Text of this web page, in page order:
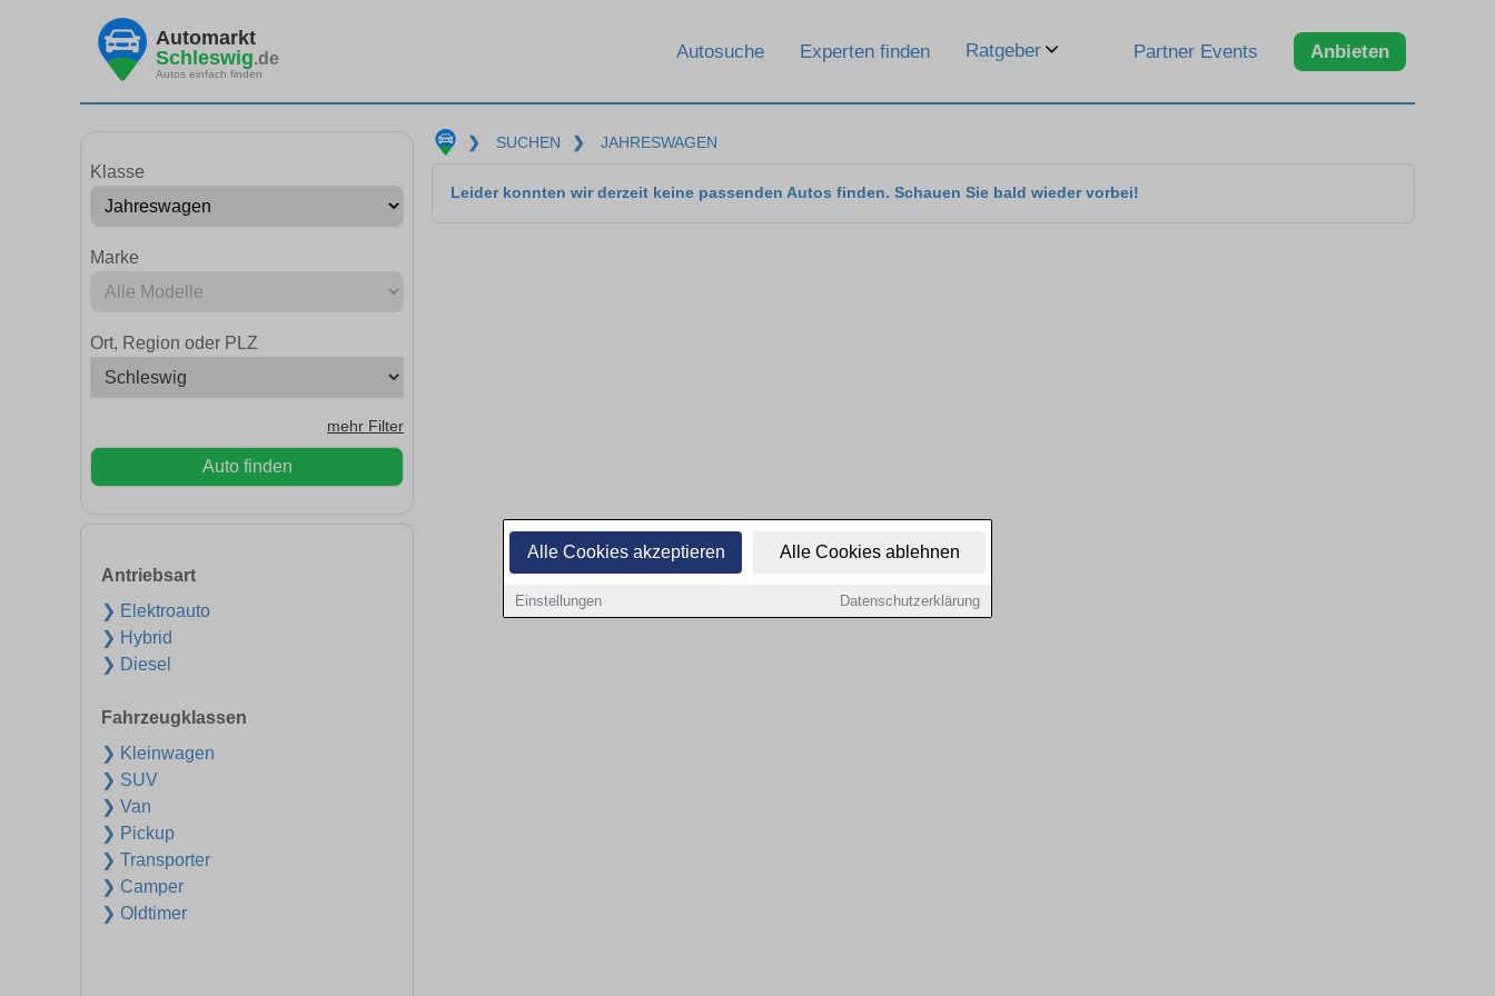
Alle Cookies akzeptieren Alle Cookies ablehnen
Einstellungen Datenschutzerklärung
Automarkt
Schleswig.de
Autos einfach finden
Autosuche Experten finden Ratgeber Partner Events Anbieten
Klasse
Marke
Ort, Region oder PLZ
mehr Filter
Auto finden
Antriebsart
❯ Elektroauto
❯ Hybrid
❯ Diesel
Fahrzeugklassen
❯ Kleinwagen
❯ SUV
❯ Van
❯ Pickup
❯ Transporter
❯ Camper
❯ Oldtimer
❯ SUCHEN ❯ JAHRESWAGEN
Leider konnten wir derzeit keine passenden Autos finden. Schauen Sie bald wieder vorbei!